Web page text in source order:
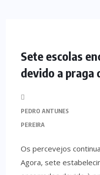
Sete escolas
devido a praga
PEDRO ANTUNES
PEREIRA
Os percevejos
Agora, sete